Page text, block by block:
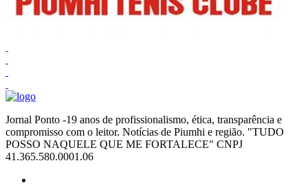
Jornal Ponto -19 anos de profissionalismo, ética, transparência e
compromisso com o leitor. Notícias de Piumhi e região. "TUDO
POSSO NAQUELE QUE ME FORTALECE" CNPJ
41.365.580.0001.06